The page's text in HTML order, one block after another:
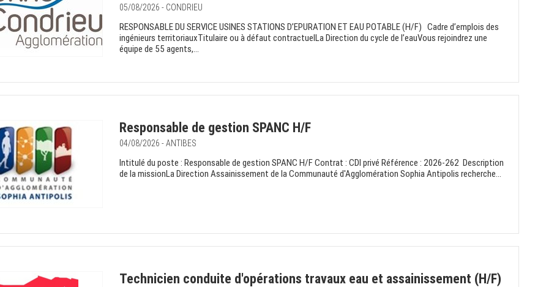
05/08/2026 - CONDRIEU
RESPONSABLE DU SERVICE USINES STATIONS D’EPURATION ET EAU POTABLE (H/F) Cadre d’emplois des
ingénieurs territoriauxTitulaire ou à défaut contractuelLa Direction du cycle de l’eauVous rejoindrez une
équipe de 55 agents,...
Responsable de gestion SPANC H/F
04/08/2026 - ANTIBES
Intitulé du poste : Responsable de gestion SPANC H/F Contrat : CDI privé Référence : 2026-262 Description
de la missionLa Direction Assainissement de la Communauté d'Agglomération Sophia Antipolis recherche...
Technicien conduite d'opérations travaux eau et assainissement (H/F)